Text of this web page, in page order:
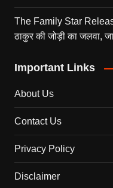
The Family Star
ठाकुर की जोड़ी का जलवा,
Important Links
About Us
Contact Us
Privacy Policy
Disclaimer